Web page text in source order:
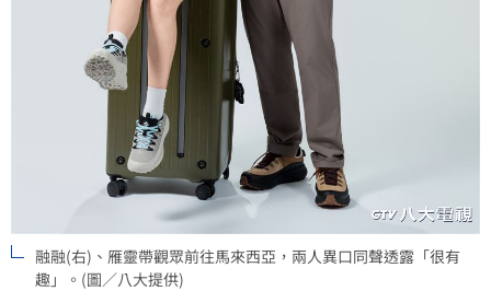
融融(右)、雁靈帶觀眾前往馬來西亞，兩人異口同聲透露「很有
趣」。(圖／八大提供)